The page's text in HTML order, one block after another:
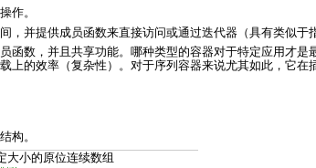
作。
，并提供成员函数来直接访问或通过迭代器（具有类似于
函数，并且共享功能。哪种类型的容器对于特定应用才是
上的效率（复杂性）。对于序列容器来说尤其如此，它在
构。
大小的原位连续数组